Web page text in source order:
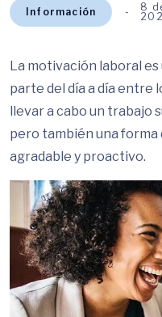
Información
8
La motivación laboral
parte del día a día entre
llevar a cabo un trabajo
pero también una
agradable y proactivo.